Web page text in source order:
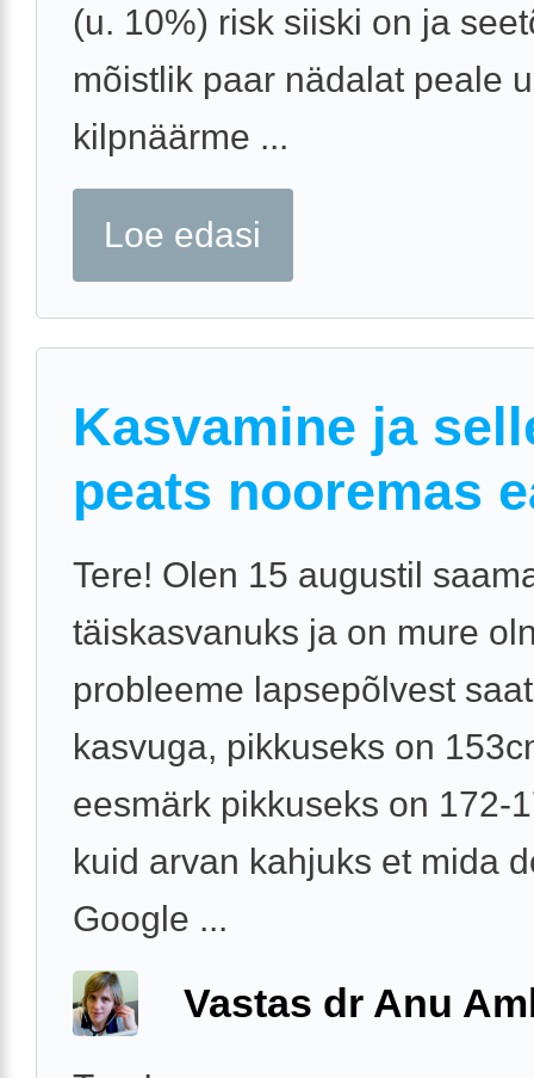
(u. 10%) risk siiski on ja
mõistlik paar nädalat peale
kilpnäärme ...
Loe edasi
Kasvamine ja
peats nooremas
Tere! Olen 15 augustil
täiskasvanuks ja on mure
probleeme lapsepõlvest
kasvuga, pikkuseks on
eesmärk pikkuseks on 172-
kuid arvan kahjuks et mida
Google ...
Vastas dr Anu